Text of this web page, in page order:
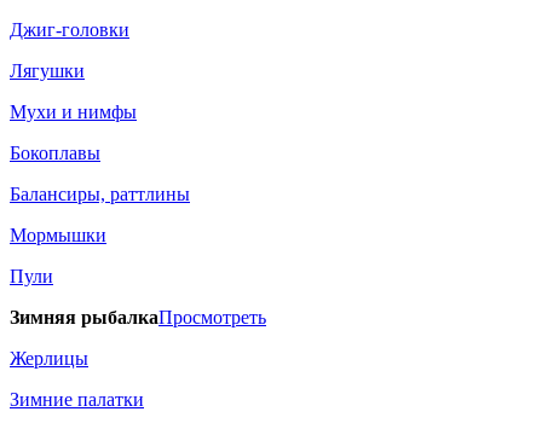
Джиг-головки
Лягушки
Мухи и нимфы
Бокоплавы
Балансиры, раттлины
Мормышки
Пули
Зимняя рыбалкаПросмотреть
Жерлицы
Зимние палатки